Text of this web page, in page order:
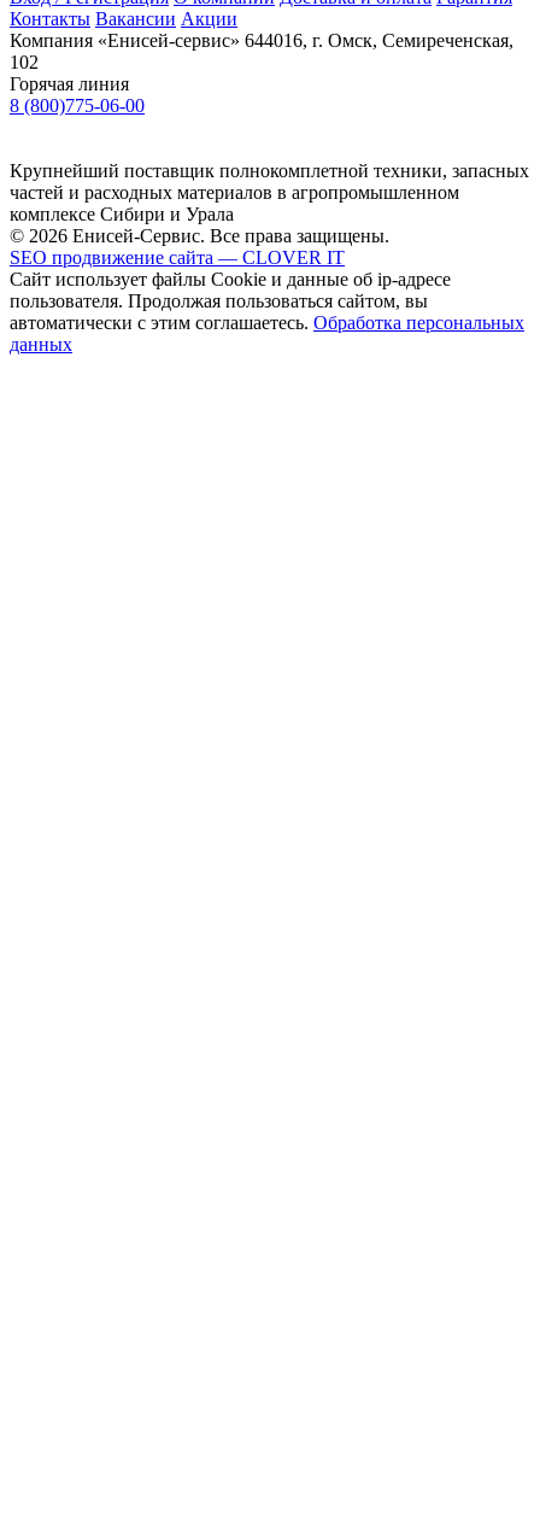
Контакты Вакансии Акции
Компания «Енисей-сервис» 644016, г. Омск, Семиреченская,
102
Горячая линия
8 (800)775-06-00
Крупнейший поставщик полнокомплетной техники, запасных
частей и расходных материалов в агропромышленном
комплексе Сибири и Урала
© 2026 Енисей-Сервис. Все права защищены.
SEO продвижение сайта — CLOVER IT
Сайт использует файлы Cookie и данные об ip-адресе
пользователя. Продолжая пользоваться сайтом, вы
автоматически с этим соглашаетесь. Обработка персональных
данных